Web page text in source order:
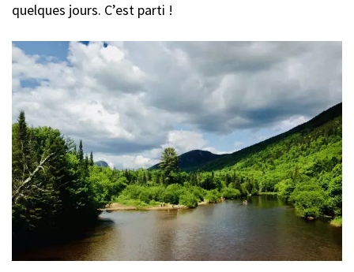
quelques jours. C’est parti !